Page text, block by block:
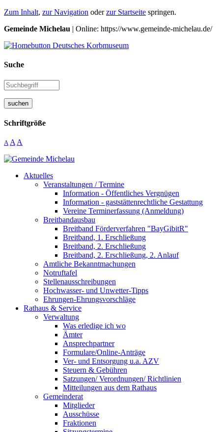
Zum Inhalt, zur Navigation oderzur Startseite springen.
Gemeinde Michelau | Online: https://www.gemeinde-michelau.de/
Suche
suchen
Schriftgröße
A A A
Aktuelles
Veranstaltungen / Termine
Information - Öffentliches Vergnügen
Information - gaststättenrechtliche Gestattung
Vereine Terminerfassung (Anmeldung)
Breitbandausbau
Breitband Förderverfahren "BayGibitR"
Breitband, 1. Erschließung
Breitband, 2. Erschließung
Breitband, 2. Erschließung, 2. Anlauf
Amtliche Bekanntmachungen
Notruftafel
Stellenausschreibungen
Hochwasser- und Unwetter-Tipps
Ehrungen-Ehrungsvorschläge
Rathaus & Service
Verwaltung
Was erledige ich wo
Ämter
Ansprechpartner
Formulare/Online-Anträge
Ver- und Entsorgung u.a. AZV
Steuern & Gebühren
Satzungen/ Verordnungen/ Richtlinien
Mitteilungen aus dem Rathaus
Gemeinderat
Mitglieder
Ausschüsse
Fraktionen